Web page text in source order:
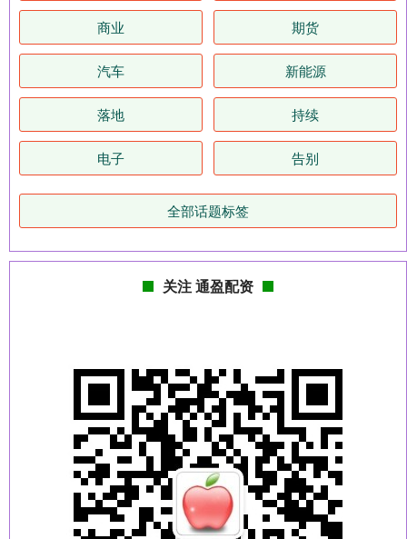
商业 期货
汽车 新能源
落地 持续
电子 告别
全部话题标签
关注 通盈配资